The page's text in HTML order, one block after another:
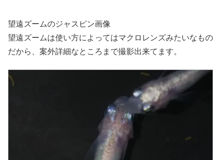
望遠ズームのジャスピン画像
望遠ズームは使い方によってはマクロレンズみたいなもの
だから、案外詳細なところまで撮影出来てます。